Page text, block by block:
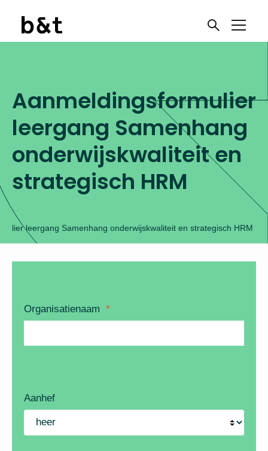
Aanmeldingsformulier
leergang Samenhang
onderwijskwaliteit en
strategisch HRM
leergang Samenhang onderwijskwaliteit en strategisch HRM
Organisatienaam *
Aanhef